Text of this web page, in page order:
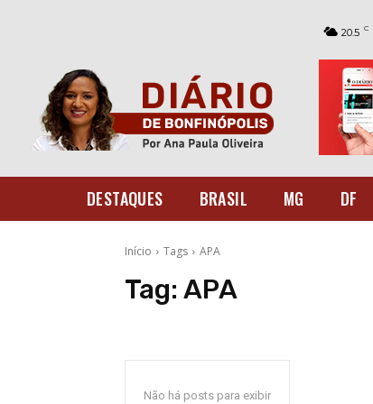
20.5 C
DESTAQUES BRASIL MG DF
Início Tags APA
Tag: APA
Não há posts para exibir